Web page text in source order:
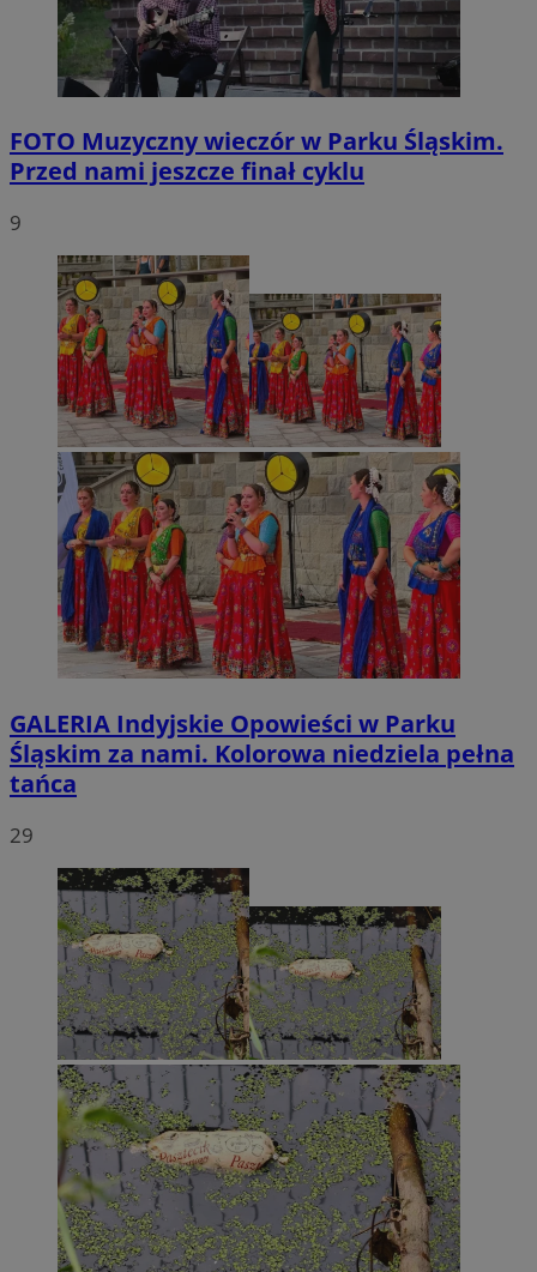
FOTO Muzyczny wieczór w Parku Śląskim.
Przed nami jeszcze finał cyklu
9
GALERIA Indyjskie Opowieści w Parku
Śląskim za nami. Kolorowa niedziela pełna
tańca
29